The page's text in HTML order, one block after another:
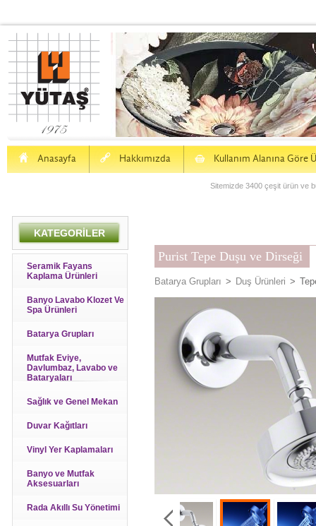
Anasayfa
H Hakkımızda
a Kullanım Alanına Göre
S
Sitemizde 3400 çeşit ürün ve
KATEGORİLER
Seramik Fayans
Kaplama Ürünleri
Banyo Lavabo Klozet Ve
Spa Ürünleri
Batarya Grupları
Mutfak Eviye,
Davlumbaz, Lavabo ve
Bataryaları
Sağlık ve Genel Mekan
Duvar Kağıtları
Vinyl Yer Kaplamaları
Banyo ve Mutfak
Aksesuarları
Rada Akıllı Su Yönetimi
Purist Tepe Duşu ve Dirseği
Batarya Grupları > Duş Ürünleri >